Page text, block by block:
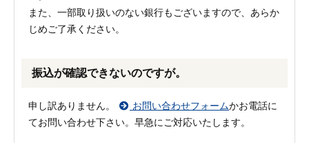
また、一部取り扱いのない銀行もございますので、あらか
じめご了承ください。
振込が確認できないのですが。
申し訳ありません。 お問い合わせフォームかお電話に
てお問い合わせ下さい。早急にご対応いたします。